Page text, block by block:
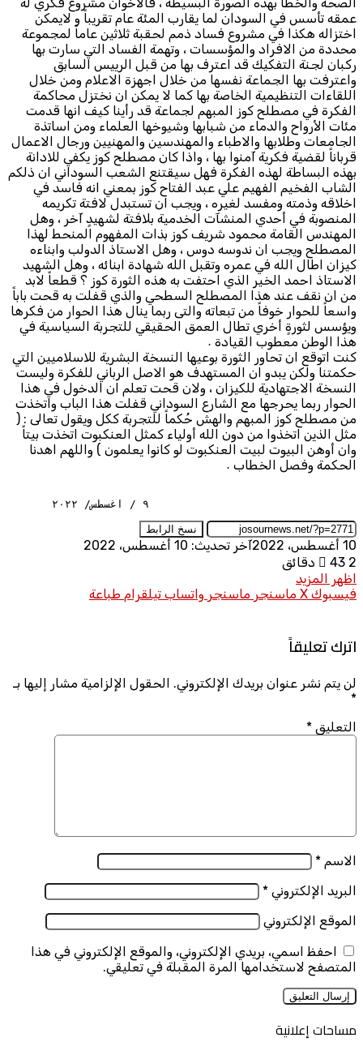
عمقه تأسس في السودان لما يقارب المئة عام تقريباً و لايمكن
اختزاله هكذا في مشروع فساد ذمم لحقبة ثلاثين عاماً لمجموعة
محددة من الافراد والمؤسسات ، وتهمة الفساد التي سارت بها
ركبان لجنة التفكيك قد اعترف بها من قبل الرييس السابق
واعترفت بها الجماعة نفسها من خلال اجهزة الاعلام ومن خلال
اللقاءات التنظيمية الخاصة بها كما لا يمكن ان نختزل محاكمة
الفكرة في مصطلح كوز المبهم لجماعة قد رأينا كيف انها قدمت
مئات الأرواح والدماء من شبابها وشيوخها العلماء ومن اساتذة
الجامعات وطلابها والاطباء والمهندسين والمهنيين ورجال الاعمال
قرباناً لقضية فكرية آمنوا بها ، واذا كان مصطلح كوز يكفي للادانة
بهذه البساطة لهذه الفكرة فهل سيقتنع الشعب السوداني ان ذلكم
الشاب الفخيم الفهيم علي عبد الفتاح كوز بمعني انه فاسد في
اخلاقه وذمته ومفسد لغيره ، ويجب ان تستبدل لافتة تكريمه
المنصوبة في أحدي المنشآت الخدمية بلافتة لشهيدٍ آخر ، وهل
المهندس القامة محمود شريف كوز بذات المفهوم المنحط لهذا
المصطلح ويجب ان ندوسه دوس ، وهل الاستاذ الدولب وابناءه
كيزان اطال الله في عمره وتقبل الله شهادة ابنائه ، وهل الشهيد
الاستاذ احمد الخير الذي احتفت به هذه الثورة كوز ؟ قطعاً لابد
من ان نقف عند هذا المصطلح السطحي والذي قفلت به قحت باباً
واسعاً للحوار خوفاً من تبعاته والتى ربما ينال هذا الحوار من فكرها
ويؤسس لثورةٍ أخري تطال العمق الحقيقي للتجربة السياسية في
هذا الوطن معطوب القيادة ٠
كنت اتوقع ان تحاور الثورة بوعيها النسخة البشرية للاسلاميين التي
حكمتنا ولكن يبدو ان المستهدف هو الاصل الرباني للفكرة وليست
النسخة الاجتهادية للكيزان ، ولان قحت تعلم ان الدخول في هذا
الحوار ربما يحرجها مع الشارع السوداني قفلت هذا الباب واتخذت
من مصطلح كوز المبهم والهش حُكماً للتجربة ككل ويقول تعالى : (
مثل الذين اتخذوا من دون الله أولياء كمثل العنكبوت اتخذت بيتاً
وان أوهن البيوت لبيت العنكبوت لو كانوا يعلمون ) واللهم اهدنا
الحكمة وفصل الخطاب ٠
       ٩ / اغسطس/ ٢٠٢٢
نسخ الرابط
10 أغسطس، 2022
آخر تحديث: 10 أغسطس، 2022
43 2 دقائق
اظهر المزيد
فيسبوك X ماسنجر ماسنجر واتساب تيلقرام طباعة
اترك تعليقاً
لن يتم نشر عنوان بريدك الإلكتروني.
الحقول الإلزامية مشار إليها بـ
*
التعليق *
الاسم *
البريد الإلكتروني *
الموقع الإلكتروني
احفظ اسمي، بريدي الإلكتروني، والموقع الإلكتروني في هذا
المتصفح لاستخدامها المرة المقبلة في تعليقي.
مساحات إعلانية